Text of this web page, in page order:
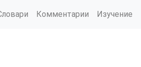
Комментарии Изучение